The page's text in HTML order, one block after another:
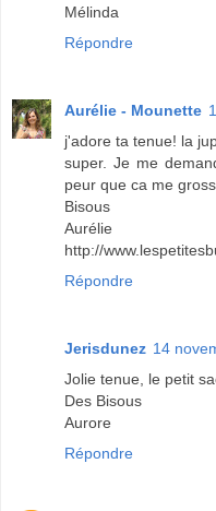
Mélinda
Répondre
Aurélie - Mounette
j'adore ta tenue! la
super. Je me
peur que ca me
Bisous
Aurélie
http://
Répondre
Jerisdunez 14
Jolie tenue, le petit
Des Bisous
Aurore
Répondre